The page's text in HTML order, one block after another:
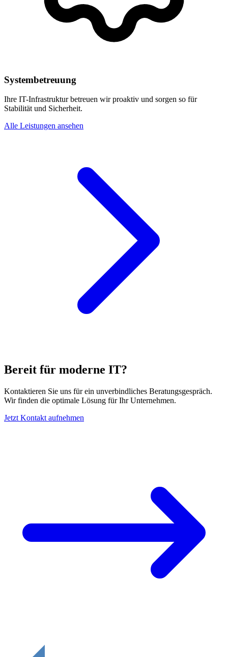
Systembetreuung
Ihre IT-Infrastruktur betreuen wir proaktiv und sorgen so für
Stabilität und Sicherheit.
Alle Leistungen ansehen
Bereit für moderne IT?
Kontaktieren Sie uns für ein unverbindliches Beratungsgespräch.
Wir finden die optimale Lösung für Ihr Unternehmen.
Jetzt Kontakt aufnehmen